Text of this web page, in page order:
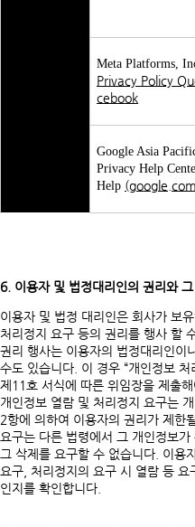
Meta Platforms,
Privacy Policy
cebook
Google Asia
Privacy Help
Help
6. 이용자 및 법정대리인의 권리와
이용자 및 법정 대리인은 회사가 보
처리정지 요구 등의 권리를 행사 할
권리 행사는 이용자의 법정대리인이
수도 있습니다. 이 경우 “개인정보
제11호 서식에 따른 위임장을 제출해
개인정보 열람 및 처리정지 요구는
2항에 의하여 이용자의 권리가 제한
요구는 다른 법령에서 그 개인정보
그 삭제를 요구할 수 없습니다. 이용
요구, 처리정지의 요구 시 열람 등
인지를 확인합니다.